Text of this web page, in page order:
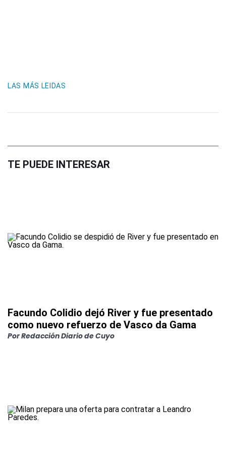
LAS MÁS LEIDAS
TE PUEDE INTERESAR
Facundo Colidio dejó River y fue presentado
como nuevo refuerzo de Vasco da Gama
PorRedacción Diario de Cuyo